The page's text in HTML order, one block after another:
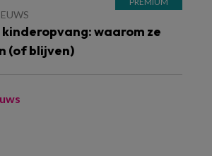
kinderopvang: waarom ze
(of blijven)